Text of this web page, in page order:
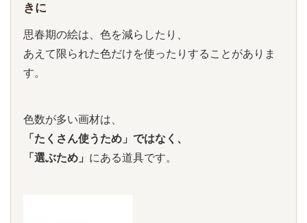
きに
思春期の絵は、色を減らしたり、
あえて限られた色だけを使ったりすることがありま
す。
色数が多い画材は、
「たくさん使うため」ではなく、
「選ぶため」 にある道具です。